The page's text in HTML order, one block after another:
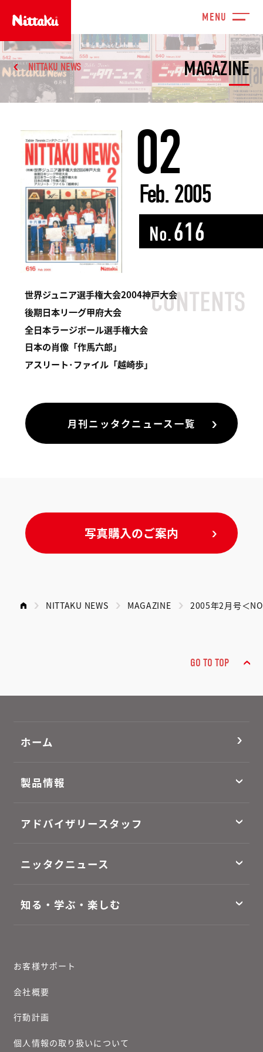
MAGAZINE
NITTAKU NEWS
02
Feb. 2005
No.616
世界ジュニア選手権大会2004神戸大会
後期日本リ一グ甲府大会
全日本ラージボール選手権大会
日本の肖像「作馬六郎」
アスリート･ファイル「越崎歩」
月刊ニッタクニュース一覧
写真購入のご案内
NITTAKU NEWS MAGAZINE 2005年2月号＜
GO TO TOP
ホーム
製品情報
アドバイザリースタッフ
ニッタクニュース
知る・学ぶ・楽しむ
お客様サポート
会社概要
行動計画
個人情報の取り扱いについて